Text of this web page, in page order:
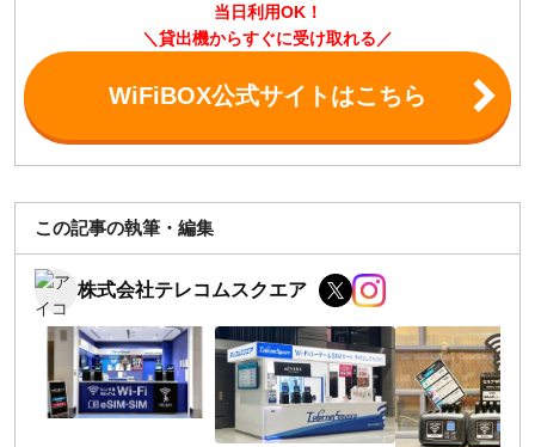
当日利用OK！
＼貸出機からすぐに受け取れる／
WiFiBOX公式サイトはこちら
この記事の執筆・編集
株式会社テレコムスクエア